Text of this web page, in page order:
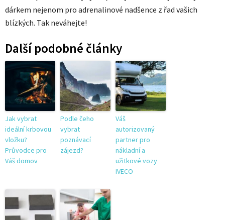
dárkem nejenom pro adrenalinové nadšence z řad vašich
blízkých. Tak neváhejte!
Další podobné články
Jak vybrat
ideální krbovou
vložku?
Průvodce pro
Váš domov
Podle čeho
vybrat
poznávací
zájezd?
Váš
autorizovaný
partner pro
nákladní a
užitkové vozy
IVECO